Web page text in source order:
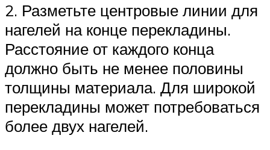
2. Разметьте центровые линии для
нагелей на конце перекладины.
Расстояние от каждого конца
должно быть не менее половины
толщины материала. Для широкой
перекладины может потребоваться
более двух нагелей.